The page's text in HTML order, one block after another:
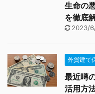
生命の
を徹底
2023/
外貨建て
最近噂
活用方